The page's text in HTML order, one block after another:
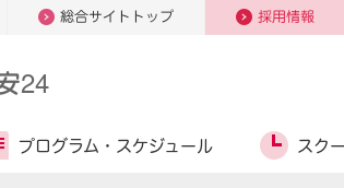
総合サイトトップ 採用情報
24
プログラム・ スケジュール スク